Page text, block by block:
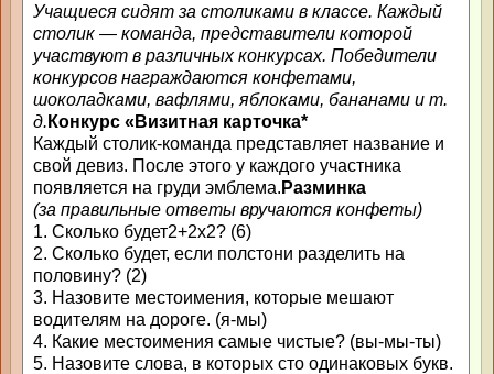
Учащиеся сидят за столиками в классе. Каждый
столик — команда, представители которой
участвуют в различных конкурсах. Победители
конкурсов награждаются конфетами,
шоколадками, вафлями, яблоками, бананами и т.
д. Конкурс «Визитная карточка*
Каждый столик-команда представляет название и
свой девиз. После этого у каждого участника
появляется на груди эмблема. Разминка
(за правильные ответы вручаются конфеты)
1. Сколько будет2+2х2? (6)
2. Сколько будет, если полстони разделить на
половину? (2)
3. Назовите местоимения, которые мешают
водителям на дороге. (я-мы)
4. Какие местоимения самые чистые? (вы-мы-ты)
5. Назовите слова, в которых сто одинаковых букв.